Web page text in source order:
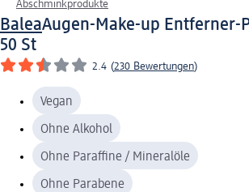
Abschminkprodukte
BaleaAugen-Make-up Entferner-
50 St
2.4 (230 Bewertungen)
Vegan
Ohne Alkohol
Ohne Paraffine / Mineralöle
Ohne Parabene